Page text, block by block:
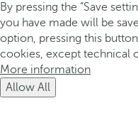
By pressing the “Save
you have made will be
option, pressing this
cookies, except technical
More information
Allow All